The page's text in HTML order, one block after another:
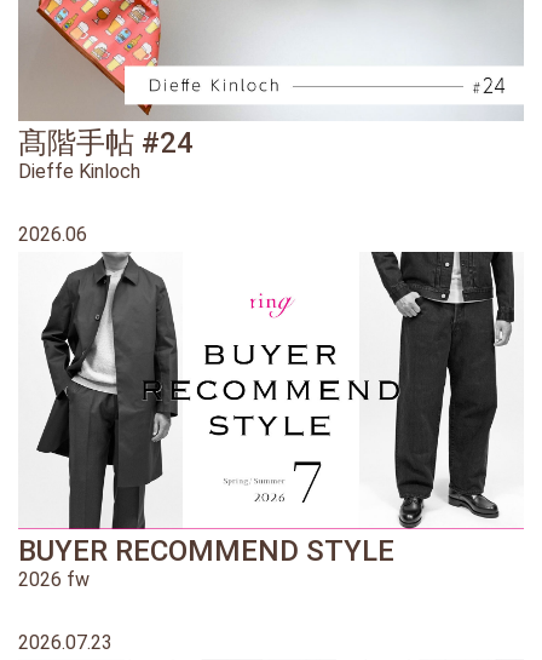
髙階手帖 #24
Dieffe Kinloch
2026.06
BUYER RECOMMEND STYLE
2026 fw
2026.07.23